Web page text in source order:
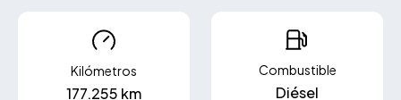
Kilómetros
177.255 km
Combustible
Diésel